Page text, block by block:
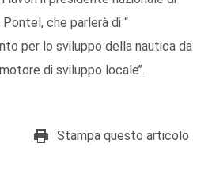
che parlerà di “
per lo sviluppo della nautica da
di sviluppo locale’’.
Stampa questo articolo